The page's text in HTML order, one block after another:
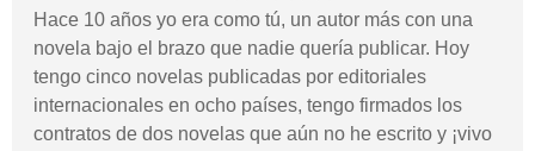
Hace 10 años yo era como tú, un autor más con una
novela bajo el brazo que nadie quería publicar. Hoy
tengo cinco novelas publicadas por editoriales
internacionales en ocho países, tengo firmados los
contratos de dos novelas que aún no he escrito y ¡vivo